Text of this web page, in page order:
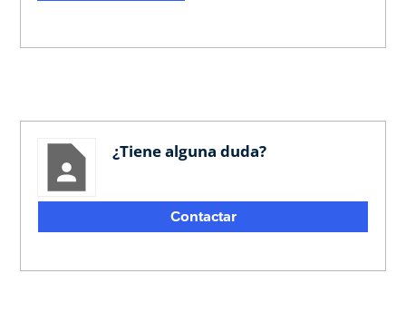
¿Tiene alguna duda?
Contactar